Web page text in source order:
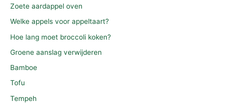
Zoete aardappel oven
Welke appels voor appeltaart?
Hoe lang moet broccoli koken?
Groene aanslag verwijderen
Bamboe
Tofu
Tempeh